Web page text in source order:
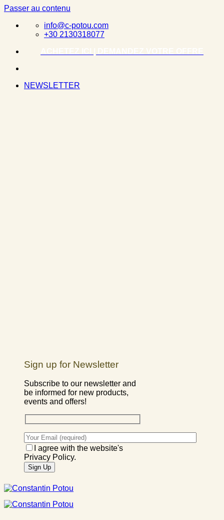
Passer au contenu
info@c-potou.com
+30 2130318077
NEWSLETTER
Sign up for Newsletter
Subscribe to our newsletter and
be informed for new products,
events and offers!
I agree with the website's
Privacy Policy.